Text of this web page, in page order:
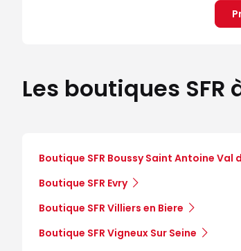
Les boutiques
Boutique SFR Boussy Saint Antoine Val
Boutique SFR Evry
Boutique SFR Villiers en Biere
Boutique SFR Vigneux Sur Seine